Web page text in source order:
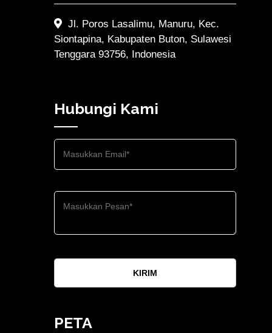
Jl. Poros Lasalimu, Manuru, Kec.
Siontapina, Kabupaten Buton, Sulawesi
Tenggara 93756, Indonesia
Hubungi Kami
KIRIM
PETA